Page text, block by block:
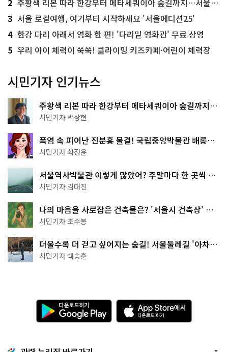
2 주황색 리본 따라 한강부터 메타세쿼이아 숲길까지…서울둘레길 15코스
3 서울 로컬여행, 여기부터 시작하세요 '서울에디션25'
4 한강 다리 아래서 영화 한 편! '다리밑 영화관' 무료 상영
5 우리 아이 체력이 쑥쑥! 클라이밍 키즈카페·어린이 체력장
시민기자 인기뉴스
주황색 리본 따라 한강부터 메타세쿼이아 숲길까지…
서울둘레길 15코스
시민기자 박상현
폭염 속 피어난 진분홍 물결! 국립중앙박물관 배롱나
무 명소
시민기자 최정윤
서울역사박물관 이렇게 많았어? 주말마다 한 곳씩 떠
나는 역사 산책
시민기자 김대진
나의 마음을 사로잡은 건축물은? '서울시 건축상' 수
상작 공개!
시민기자 조수봉
더울수록 더 걷고 싶어지는 숲길! 서울둘레길 '아차산
코스'
시민기자 백승훈
다
운
로
기
A
p
p